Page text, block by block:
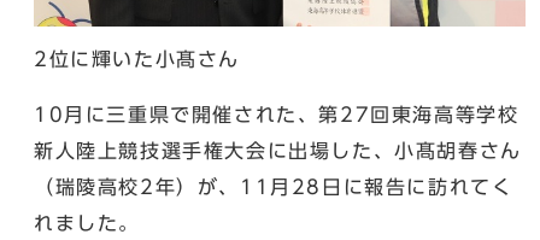
2位に輝いた小髙さん
10月に三重県で開催された、第27回東海高等学校
新人陸上競技選手権大会に出場した、小髙胡春さん
（瑞陵高校2年）が、11月28日に報告に訪れてく
れました。